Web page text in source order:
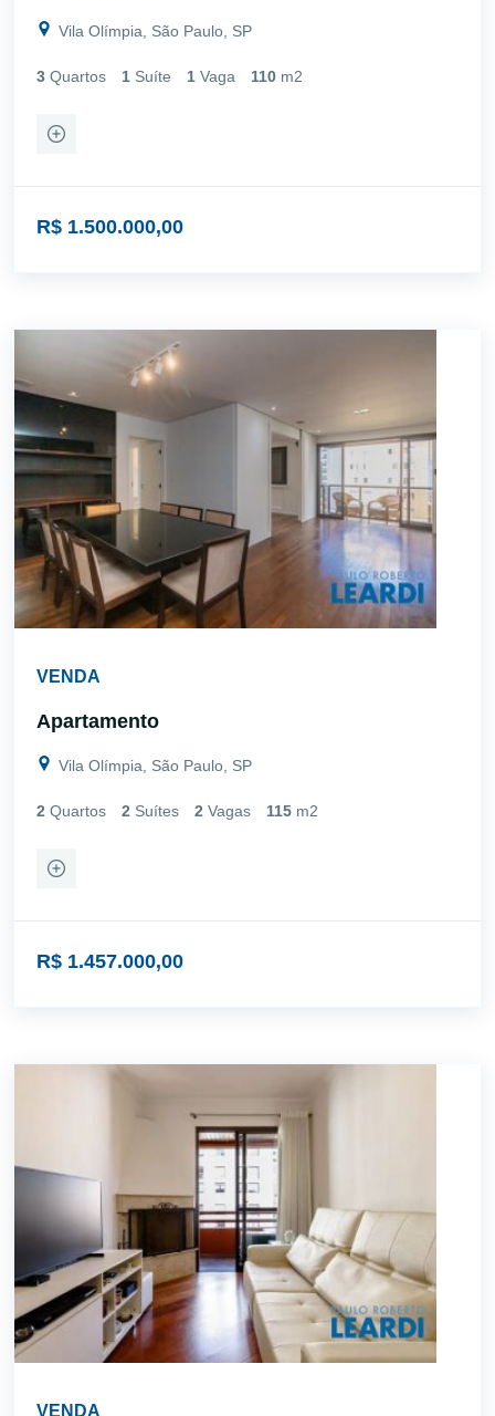
Vila Olímpia, São Paulo, SP
3 Quartos 1 Suíte 1 Vaga 110 m2
R$ 1.500.000,00
VENDA
Apartamento
Vila Olímpia, São Paulo, SP
2 Quartos 2 Suítes 2 Vagas 115 m2
R$ 1.457.000,00
VENDA